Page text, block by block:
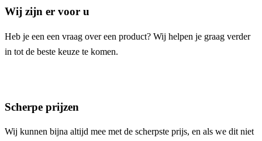
Wij zijn er voor u
Heb je een een vraag over een product? Wij helpen je graag verder
in tot de beste keuze te komen.
Scherpe prijzen
Wij kunnen bijna altijd mee met de scherpste prijs, en als we dit niet